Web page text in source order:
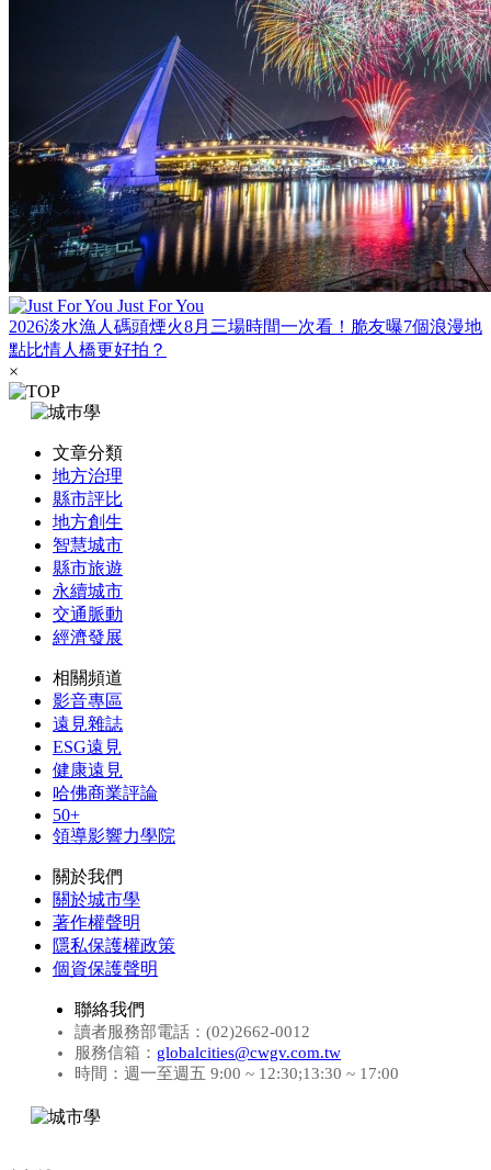
Just For You
2026淡水漁人碼頭煙火8月三場時間一次看！脆友曝7個浪漫地
點比情人橋更好拍？
×
文章分類
地方治理
縣市評比
地方創生
智慧城市
縣市旅遊
永續城市
交通脈動
經濟發展
相關頻道
影音專區
遠見雜誌
ESG遠見
健康遠見
哈佛商業評論
50+
領導影響力學院
關於我們
關於城市學
著作權聲明
隱私保護權政策
個資保護聲明
聯絡我們
讀者服務部電話：(02)2662-0012
服務信箱： globalcities@cwgv.com.tw
時間：週一至週五 9:00 ~ 12:30;13:30 ~ 17:00